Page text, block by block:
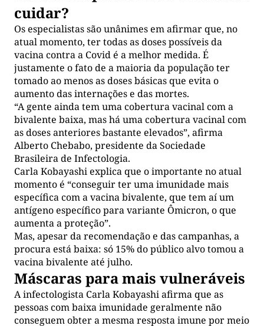
cuidar?
Os especialistas são unânimes em afirmar que, no
atual momento, ter todas as doses possíveis da
vacina contra a Covid é a melhor medida. É
justamente o fato de a maioria da população ter
tomado ao menos as doses básicas que evita o
aumento das internações e das mortes.
“A gente ainda tem uma cobertura vacinal com a
bivalente baixa, mas há uma cobertura vacinal com
as doses anteriores bastante elevados”, afirma
Alberto Chebabo, presidente da Sociedade
Brasileira de Infectologia.
Carla Kobayashi explica que o importante no atual
momento é “conseguir ter uma imunidade mais
específica com a vacina bivalente, que tem aí um
antígeno específico para variante Ômicron, o que
aumenta a proteção”.
Mas, apesar da recomendação e das campanhas, a
procura está baixa: só 15% do público alvo tomou a
vacina bivalente até julho.
Máscaras para mais vulneráveis
A infectologista Carla Kobayashi afirma que as
pessoas com baixa imunidade geralmente não
conseguem obter a mesma resposta imune por meio